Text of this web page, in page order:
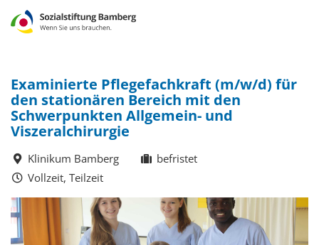
Examinierte Pflegefachkraft (m/w/d) für
den stationären Bereich mit den
Schwerpunkten Allgemein- und
Viszeralchirurgie
Klinikum Bamberg
befristet
Vollzeit, Teilzeit